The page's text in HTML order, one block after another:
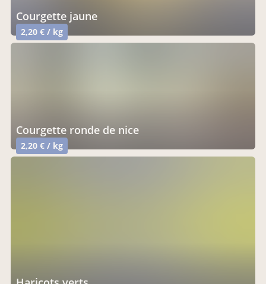
courgette jaune
2,20 € / kg
courgette ronde de nice
2,20 € / kg